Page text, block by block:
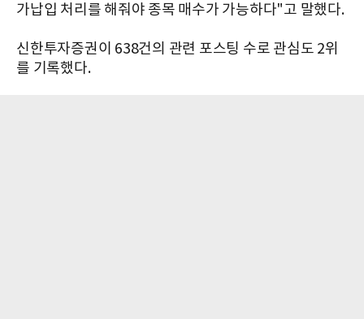
가납입 처리를 해줘야 종목 매수가 가능하다"고 말했다.
신한투자증권이 638건의 관련 포스팅 수로 관심도 2위
를 기록했다.